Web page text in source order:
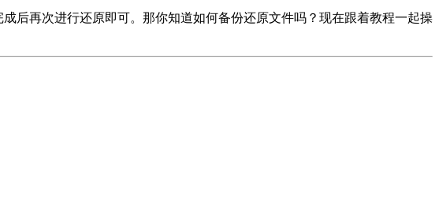
后再次进行还原即可。那你知道如何备份还原文件吗？现在跟着教程一起操